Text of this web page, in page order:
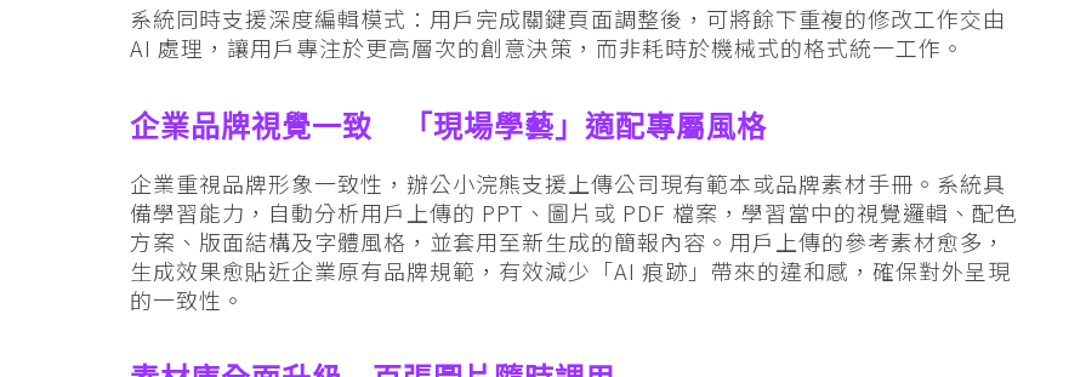
系統同時支援深度編輯模式：用戶完成關鍵頁面調整後，可將餘下重複的修改工作交由
AI 處理，讓用戶專注於更高層次的創意決策，而非耗時於機械式的格式統一工作。
企業品牌視覺一致 「現場學藝」適配專屬風格
企業重視品牌形象一致性，辦公小浣熊支援上傳公司現有範本或品牌素材手冊。系統具
備學習能力，自動分析用戶上傳的 PPT、圖片或 PDF 檔案，學習當中的視覺邏輯、配色
方案、版面結構及字體風格，並套用至新生成的簡報內容。用戶上傳的參考素材愈多，
生成效果愈貼近企業原有品牌規範，有效減少「AI 痕跡」帶來的違和感，確保對外呈現
的一致性。